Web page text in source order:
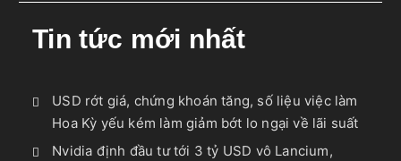
Tin tức mới nhất
USD rớt giá, chứng khoán tăng, số liệu việc làm
Hoa Kỳ yếu kém làm giảm bớt lo ngại về lãi suất
Nvidia định đầu tư tới 3 tỷ USD vô Lancium,